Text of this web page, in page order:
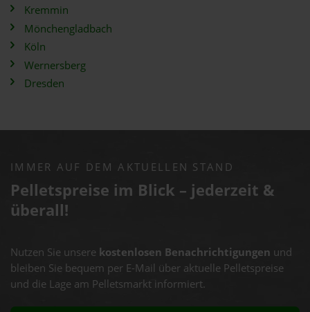
Kremmin
Mönchengladbach
Köln
Wernersberg
Dresden
IMMER AUF DEM AKTUELLEN STAND
Pelletspreise im Blick – jederzeit &
überall!
Nutzen Sie unsere kostenlosen Benachrichtigungen und
bleiben Sie bequem per E-Mail über aktuelle Pelletspreise
und die Lage am Pelletsmarkt informiert.